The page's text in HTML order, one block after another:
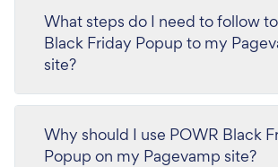
What steps do I need to follow
Black Friday Popup to my
site?
Why should I use POWR Black
Popup on my Pagevamp site?